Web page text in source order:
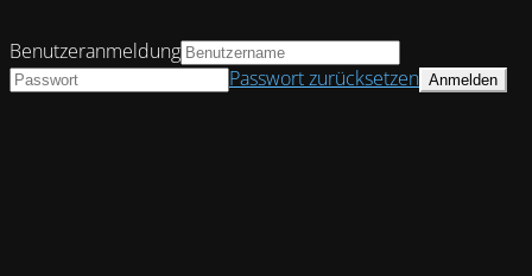
Benutzeranmeldung
Passwort zurücksetzen